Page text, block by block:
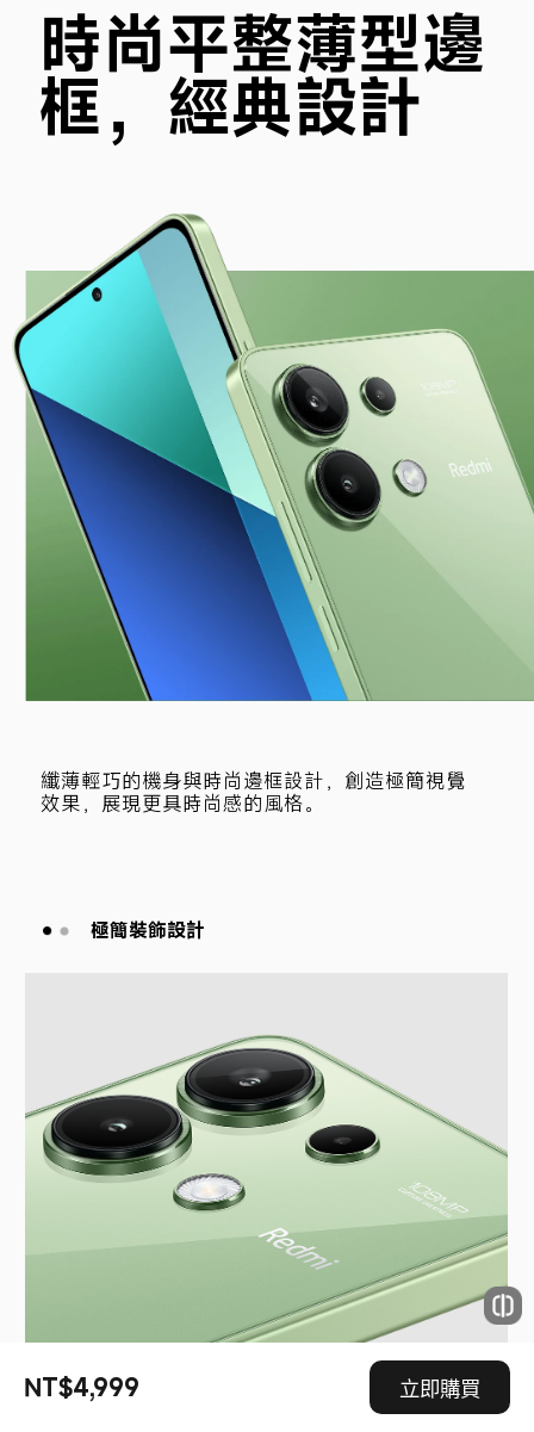
NT$4,999 立即購買
時尚平整薄型邊
框，經典設計
纖薄輕巧的機身與時尚邊框設計，創造極簡視覺
效果，展現更具時尚感的風格。
平整邊框設計